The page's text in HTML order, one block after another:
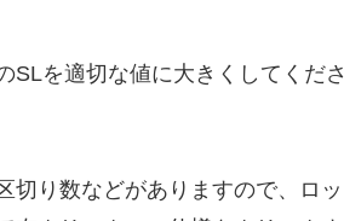
を適切な値に大きくしてくださ
り数などがありますので、ロッ